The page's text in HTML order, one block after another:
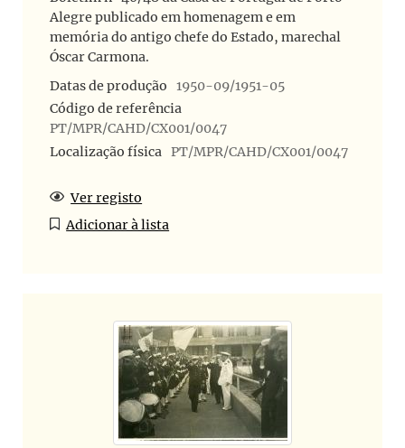
Alegre publicado em homenagem e em
memória do antigo chefe do Estado, marechal
Óscar Carmona.
Datas de produção
1950-09/1951-05
Código de referência
PT/MPR/CAHD/CX001/0047
Localização física PT/MPR/CAHD/CX001/0047
Ver registo
Adicionar à lista